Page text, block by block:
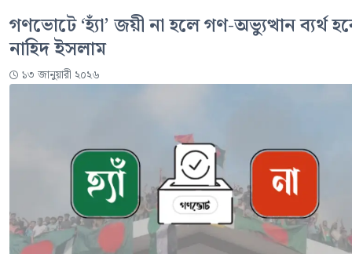
গণভোটে ‘হ্যাঁ’ জয়ী না হলে গণ-অভ্যুত্থান ব্যর্থ
নাহিদ ইসলাম
১৩ জানুয়ারী ২০২৬